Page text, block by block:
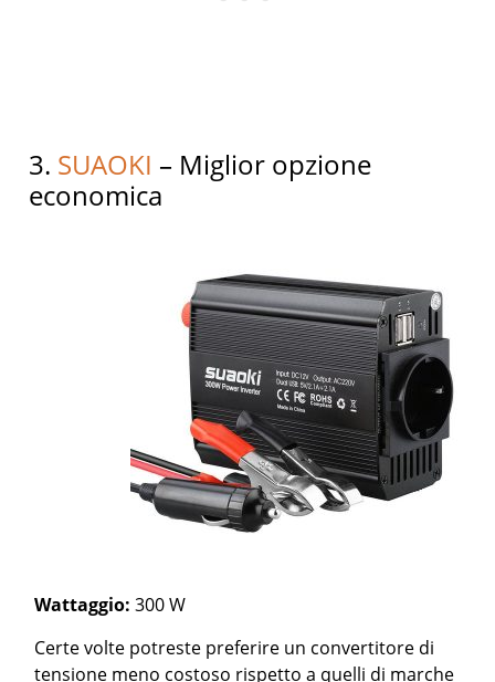
3. SUAOKI – Miglior opzione
economica
Wattaggio:300 W
Certe volte potreste preferire un convertitore di
tensione meno costoso rispetto a quelli di marche